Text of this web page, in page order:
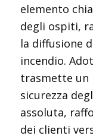
elemento
degli ospiti,
la diffusione
incendio.
trasmette un
sicurezza
assoluta,
dei clienti